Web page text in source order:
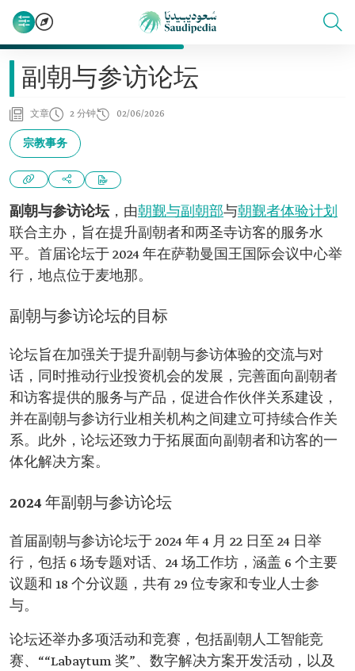
副朝与参访论坛
文章 2 分钟 02/06/2026
宗教事务
副朝与参访论坛，由朝觐与副朝部与朝觐者体验计划
联合主办，旨在提升副朝者和两圣寺访客的服务水
平。首届论坛于 2024 年在萨勒曼国王国际会议中心举
行，地点位于麦地那。
副朝与参访论坛的目标
论坛旨在加强关于提升副朝与参访体验的交流与对
话，同时推动行业投资机会的发展，完善面向副朝者
和访客提供的服务与产品，促进合作伙伴关系建设，
并在副朝与参访行业相关机构之间建立可持续合作关
系。此外，论坛还致力于拓展面向副朝者和访客的一
体化解决方案。
2024 年副朝与参访论坛
首届副朝与参访论坛于 2024 年 4 月 22 日至 24 日举
行，包括 6 场专题对话、24 场工作坊，涵盖 6 个主要
议题和 18 个分议题，共有 29 位专家和专业人士参
与。
论坛还举办多项活动和竞赛，包括副朝人工智能竞
赛、““Labaytum 奖”、数字解决方案开发活动，以及